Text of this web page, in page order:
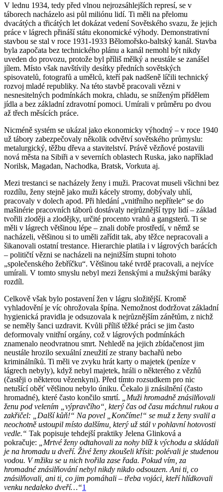
V lednu 1934, tedy před vlnou nejrozsáhlejších represí, se v
táborech nacházelo asi půl miliónu lidí. Ti měli na přelomu
dvacátých a třicátých let dokázat vedení Sovětského svazu, že jejich
práce v lágrech přináší státu ekonomické výhody. Demonstrativní
stavbou se stal v roce 1931-1933 Bělomořsko-baltský kanál. Stavba
byla započata bez technického plánu a kanál nemohl být nikdy
uveden do provozu, protože byl příliš mělký a neustále se zanášel
jílem. Místo však navštívily desítky předních sovětských
spisovatelů, fotografů a umělců, kteří pak nadšeně líčili technický
rozvoj mladé republiky. Na této stavbě pracovali vězni v
nesnesitelných podmínkách mokra, chladu, se sníženým přídělem
jídla a bez základní zdravotní pomoci. Umírali v průměru po dvou
až třech měsících práce.
Nicméně systém se ukázal jako ekonomicky výhodný – v roce 1940
už tábory zabezpečovaly několik odvětví sovětského průmyslu:
metalurgický, těžbu dřeva a stavitelství. Právě vězňové postavili
nová města na Sibiři a v severních oblastech Ruska, jako například
Norilsk, Magadan, Nachodka, Bratsk, Vorkuta aj.
Mezi trestanci se nacházely ženy i muži. Pracovat museli všichni bez
rozdílu, ženy stejně jako muži kácely stromy, dobývaly uhlí,
pracovaly v dolech apod. Při hledání „vnitřního nepřítele“ se do
mašinérie pracovních táborů dostávaly nejrůznější typy lidí – základ
tvořili zloději a zlodějky, určité procento vrahů a gangsterů. Ti se
měli v lágrech většinou lépe – znali dobře prostředí, v němž se
nacházeli, většinou si to uměli zařídit tak, aby těžce nepracovali a
šikanovali ostatní trestance. Hierarchie platila i v lágrových barácích
– političtí vězni se nacházeli na nejnižším stupni tohoto
„společenského žebříčku“. Většinou také tvrdě pracovali, a nejvíce
umírali. V tomto smyslu nebyl mezi ženskými a mužskými baráky
rozdíl.
Celkově však bylo postavení žen v lágru složitější. Kromě
vyhladovění je víc ohrožovala špína. Nemožnost dodržovat základní
hygienická pravidla je odsuzovala k nejrůznějším zánětům, z nichž
se neměly šanci uzdravit. Kvůli příliš těžké práci se jim často
deformovaly vnitřní orgány, což v lágrových podmínkách
znamenalo neodvratnou smrt. Nehledě na jejich zbídačenost jim
neustále hrozilo sexuální zneužití ze strany bachařů nebo
kriminálníků. Ti měli ve zvyku hrát karty o majetek (peníze v
lágrech nebyly), když nebyl majetek, hráli o některého z vězňů
(častěji o některou vězenkyni). Před tímto rozsudkem pro nic
netušící oběť většinou nebylo úniku. Čekalo ji znásilnění (často
hromadné), které často končilo smrtí.
„Muži hromadně znásilňovali
ženu pod velením „výpravčího“, který čas od času máchnul rukou a
zakřičel: „Další kůň!“ Na povel „Končíme!“ se muž z ženy svalil a
neochotně ustoupil místo dalšímu, který už stál v pohlavní hotovosti
vedle.“ Tak popisuje tehdejší praktiky Jelena Glinková a
pokračuje:
„Mrtvé ženy odtahovali za nohy blíž k východu a skládali
je na hromadu u dveří. Živé ženy zkoušeli křísit: polévali je studenou
vodou. V mžiku se u nich tvořila zase řada. Pokud vím, za
hromadné znásilňování nebyl nikdy nikdo odsouzen. Ani ti, co
znásilňovali, ani ti, co jim pomáhali – třeba vojáci, kteří hlídkovali
venku nedaleko dveří…“1